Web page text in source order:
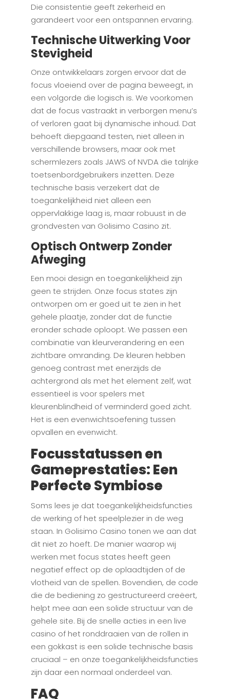
Die consistentie geeft zekerheid en
garandeert voor een ontspannen ervaring.
Technische Uitwerking Voor
Stevigheid
Onze ontwikkelaars zorgen ervoor dat de
focus vloeiend over de pagina beweegt, in
een volgorde die logisch is. We voorkomen
dat de focus vastraakt in verborgen menu’s
of verloren gaat bij dynamische inhoud. Dat
behoeft diepgaand testen, niet alleen in
verschillende browsers, maar ook met
schermlezers zoals JAWS of NVDA die talrijke
toetsenbordgebruikers inzetten. Deze
technische basis verzekert dat de
toegankelijkheid niet alleen een
oppervlakkige laag is, maar robuust in de
grondvesten van Golisimo Casino zit.
Optisch Ontwerp Zonder
Afweging
Een mooi design en toegankelijkheid zijn
geen te strijden. Onze focus states zijn
ontworpen om er goed uit te zien in het
gehele plaatje, zonder dat de functie
eronder schade oploopt. We passen een
combinatie van kleurverandering en een
zichtbare omranding. De kleuren hebben
genoeg contrast met enerzijds de
achtergrond als met het element zelf, wat
essentieel is voor spelers met
kleurenblindheid of verminderd goed zicht.
Het is een evenwichtsoefening tussen
opvallen en evenwicht.
Focusstatussen en
Gameprestaties: Een
Perfecte Symbiose
Soms lees je dat toegankelijkheidsfuncties
de werking of het speelplezier in de weg
staan. In Golisimo Casino tonen we aan dat
dit niet zo hoeft. De manier waarop wij
werken met focus states heeft geen
negatief effect op de oplaadtijden of de
vlotheid van de spellen. Bovendien, de code
die de bediening zo gestructureerd creëert,
helpt mee aan een solide structuur van de
gehele site. Bij de snelle acties in een live
casino of het ronddraaien van de rollen in
een gokkast is een solide technische basis
cruciaal – en onze toegankelijkheidsfuncties
zijn daar een normaal onderdeel van.
FAQ